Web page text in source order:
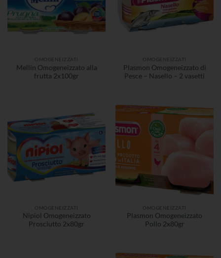
OMOGENEIZZATI
Mellin Omogeneizzato alla
frutta 2x100gr
OMOGENEIZZATI
Plasmon Omogeneizzato di
Pesce – Nasello – 2 vasetti
OMOGENEIZZATI
Nipiol Omogeneizzato
Prosciutto 2x80gr
OMOGENEIZZATI
Plasmon Omogeneizzato
Pollo 2x80gr